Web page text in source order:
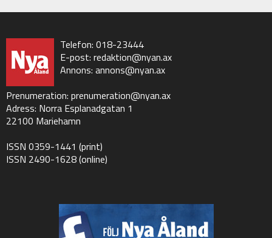
Telefon: 018-23444
E-post: redaktion@nyan.ax
Annons: annons@nyan.ax
Prenumeration: prenumeration@nyan.ax
Adress: Norra Esplanadgatan 1
22100 Mariehamn
ISSN 0359-1441 (print)
ISSN 2490-1628 (online)